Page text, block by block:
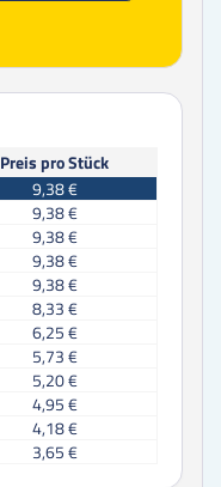
Preis pro Stück
9,38 €
9,38 €
9,38 €
9,38 €
9,38 €
8,33 €
6,25 €
5,73 €
5,20 €
4,95 €
4,18 €
3,65 €